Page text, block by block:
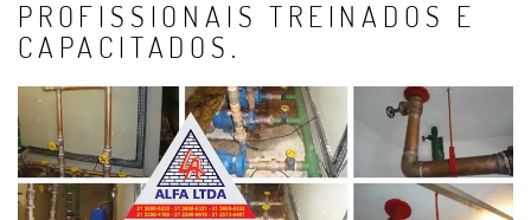
PROFISSIONAIS TREINADOS E
CAPACITADOS.